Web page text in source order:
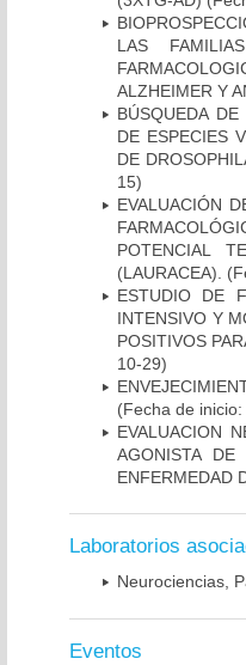
LAS
ALZHEIMER Y
BÚSQUEDA
DE ESPECIES
DE
15)
EVALUACIÓN
POTENCIAL
(LAURACEA).
ESTUDIO DE
INTENSIVO Y
POSITIVOS
10-29)
(Fecha de
EVALUACION
AGONISTA
ENFERMEDAD
Laboratorios
Neurociencias,
Eventos